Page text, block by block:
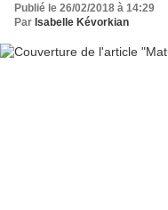
Publié le 26/02/2018 à 14:29
Par Isabelle Kévorkian